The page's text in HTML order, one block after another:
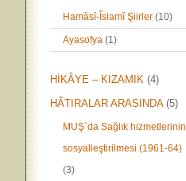
Hamâsî-Îslamî Şiirler (10)
Ayasofya (1)
HİKÂYE – KIZAMIK (4)
HÂTIRALAR ARASINDA(5)
MUŞ`da Sağlık hizmetlerinin
sosyalleştirilmesi (1961-64)
(3)